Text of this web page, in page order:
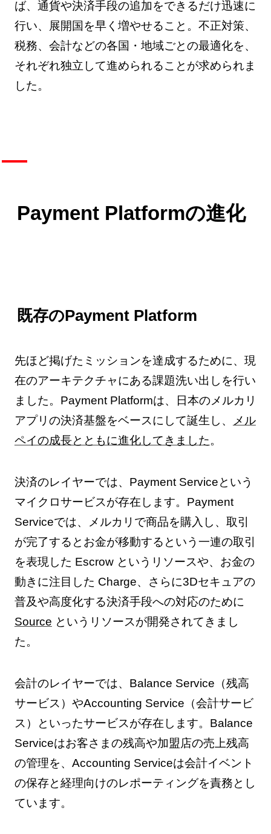
ば、通貨や決済手段の追加をできるだけ迅速に
行い、展開国を早く増やせること。不正対策、
税務、会計などの各国・地域ごとの最適化を、
それぞれ独立して進められることが求められま
した。
Payment Platformの進化
既存のPayment Platform
先ほど掲げたミッションを達成するために、現
在のアーキテクチャにある課題洗い出しを行い
ました。Payment Platformは、日本のメルカリ
アプリの決済基盤をベースにして誕生し、
メル
ペイの成長とともに進化してきました。
決済のレイヤーでは、Payment Serviceという
マイクロサービスが存在します。Payment
Serviceでは、メルカリで商品を購入し、取引
が完了するとお金が移動するという一連の取引
を表現した Escrow というリソースや、お金の
動きに注目した Charge、さらに3Dセキュアの
普及や高度化する決済手段への対応のために
Source というリソースが開発されてきまし
た。
会計のレイヤーでは、Balance Service（残高
サービス）やAccounting Service（会計サービ
ス）といったサービスが存在します。Balance
Serviceはお客さまの残高や加盟店の売上残高
の管理を、Accounting Serviceは会計イベント
の保存と経理向けのレポーティングを責務とし
ています。